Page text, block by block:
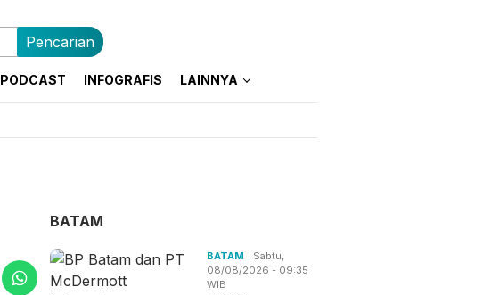
Pencarian
PODCAST INFOGRAFIS LAINNYA
BATAM
BATAM
Sabtu,
08/08/2026 - 09:35
WIB